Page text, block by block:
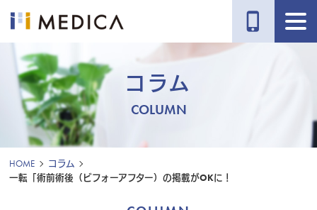
phone_iphone
コラム
COLUMN
HOME
コラム
一転「術前術後（ビフォーアフター）の掲載がOKに！